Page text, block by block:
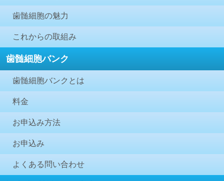
歯髄細胞の魅力
これからの取組み
歯髄細胞バンク
歯髄細胞バンクとは
料金
お申込み方法
お申込み
よくある問い合わせ